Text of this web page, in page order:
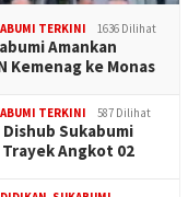
TERKINI 1636 Dilihat
Amankan
Kemenag ke Monas
TERKINI 587 Dilihat
Sukabumi
Angkot 02